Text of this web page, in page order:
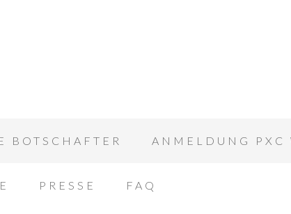
BOTSCHAFTER ANMELDUNG PXC
PRESSE FAQ